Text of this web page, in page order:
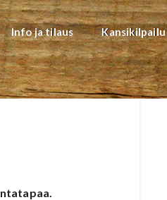
Info ja tilaus Kansikilpailu